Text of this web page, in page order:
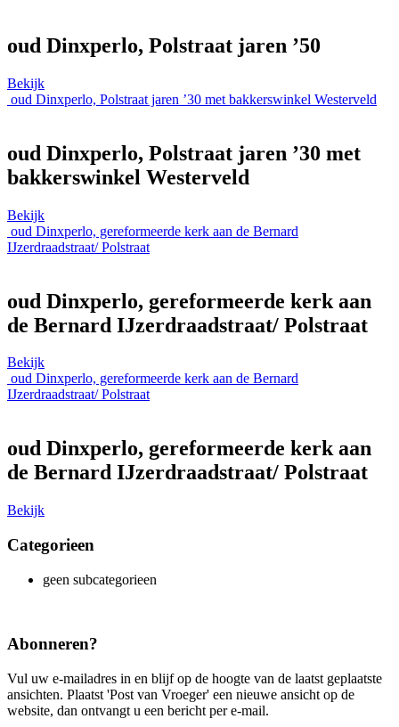
oud Dinxperlo, Polstraat jaren ’50
Bekijk
oud Dinxperlo, Polstraat jaren ’30 met bakkerswinkel Westerveld
oud Dinxperlo, Polstraat jaren ’30 met
bakkerswinkel Westerveld
Bekijk
oud Dinxperlo, gereformeerde kerk aan de Bernard
IJzerdraadstraat/ Polstraat
oud Dinxperlo, gereformeerde kerk aan
de Bernard IJzerdraadstraat/ Polstraat
Bekijk
oud Dinxperlo, gereformeerde kerk aan de Bernard
IJzerdraadstraat/ Polstraat
oud Dinxperlo, gereformeerde kerk aan
de Bernard IJzerdraadstraat/ Polstraat
Bekijk
Categorieen
geen subcategorieen
Abonneren?
Vul uw e-mailadres in en blijf op de hoogte van de laatst geplaatste
ansichten. Plaatst 'Post van Vroeger' een nieuwe ansicht op de
website, dan ontvangt u een bericht per e-mail.